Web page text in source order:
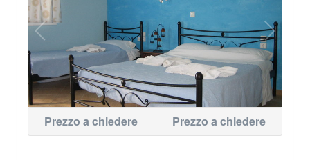
Prezzo a chiedere Prezzo a chiedere